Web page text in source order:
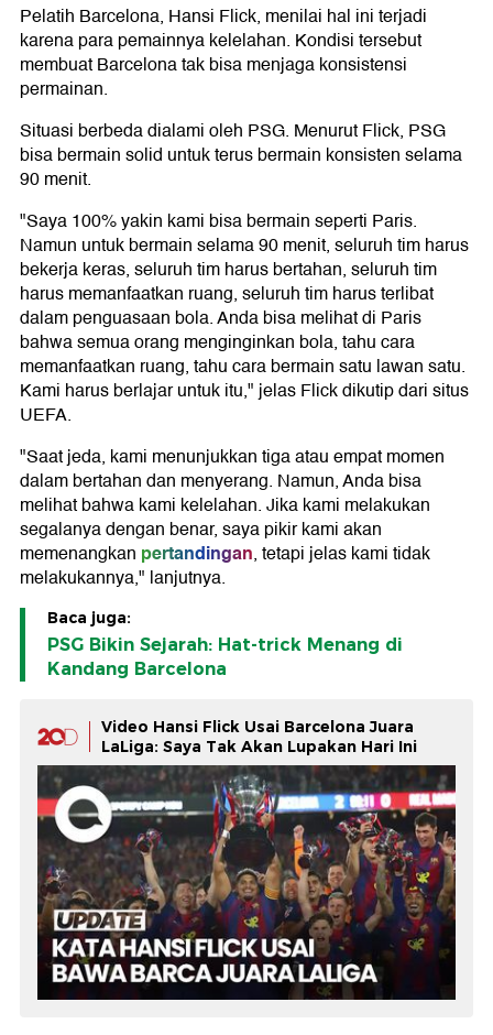
Pelatih Barcelona, Hansi Flick, menilai hal ini terjadi
karena para pemainnya kelelahan. Kondisi tersebut
membuat Barcelona tak bisa menjaga konsistensi
permainan.
Situasi berbeda dialami oleh PSG. Menurut Flick, PSG
bisa bermain solid untuk terus bermain konsisten selama
90 menit.
"Saya 100% yakin kami bisa bermain seperti Paris.
Namun untuk bermain selama 90 menit, seluruh tim harus
bekerja keras, seluruh tim harus bertahan, seluruh tim
harus memanfaatkan ruang, seluruh tim harus terlibat
dalam penguasaan bola. Anda bisa melihat di Paris
bahwa semua orang menginginkan bola, tahu cara
memanfaatkan ruang, tahu cara bermain satu lawan satu.
Kami harus berlajar untuk itu," jelas Flick dikutip dari situs
UEFA.
"Saat jeda, kami menunjukkan tiga atau empat momen
dalam bertahan dan menyerang. Namun, Anda bisa
melihat bahwa kami kelelahan. Jika kami melakukan
segalanya dengan benar, saya pikir kami akan
memenangkan pertandingan, tetapi jelas kami tidak
melakukannya," lanjutnya.
Baca juga:
PSG Bikin Sejarah: Hat-trick Menang di
Kandang Barcelona
Video Hansi Flick Usai Barcelona Juara
LaLiga: Saya Tak Akan Lupakan Hari Ini